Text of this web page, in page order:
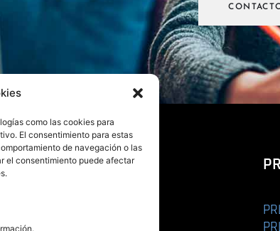
como las cookies para
El consentimiento para estas
de navegación o las
el consentimiento puede afectar
La editorial